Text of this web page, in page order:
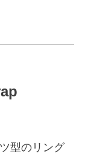
型のリング